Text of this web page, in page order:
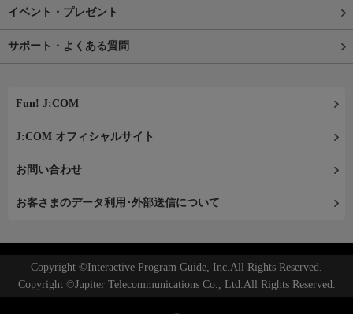
イベント・プレゼント
サポート・よくある質問
Fun! J:COM
J:COM オフィシャルサイト
お問い合わせ
お客さまのデータ利用･外部送信について
Copyright ©Interactive Program Guide, Inc.All Rights Reserved.
Copyright ©Jupiter Telecommunications Co., Ltd.All Rights Reserved.